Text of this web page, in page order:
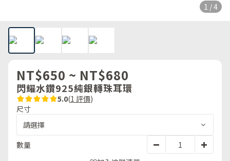
1 / 4
NT$650 ~ NT$680
閃耀水鑽925純銀轉珠耳環
5.0(1 評價)
尺寸
數量